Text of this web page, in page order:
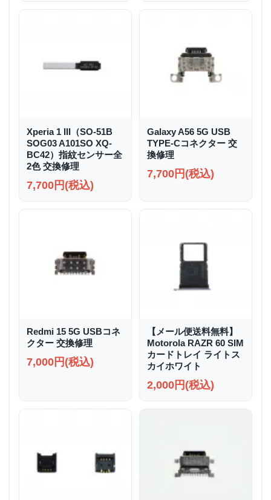
Xperia 1 III（SO-51B
SOG03 A101SO XQ-
BC42）指紋センサー全
2色 交換修理
7,700円(税込)
Galaxy A56 5G USB
TYPE-Cコネクター 交
換修理
7,700円(税込)
Redmi 15 5G USBコネ
クター 交換修理
7,000円(税込)
【メール便送料無料】
Motorola RAZR 60 SIM
カードトレイ ライトス
カイホワイト
2,000円(税込)